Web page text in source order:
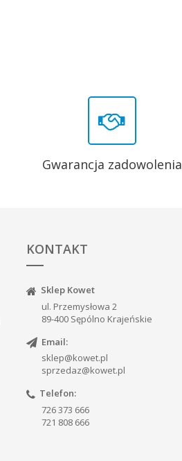
Gwarancja zadowolenia
KONTAKT
Sklep Kowet
ul. Przemysłowa 2
89-400 Sępólno Krajeńskie
Email:
sklep@kowet.pl
sprzedaz@kowet.pl
Telefon:
726 373 666
721 808 666